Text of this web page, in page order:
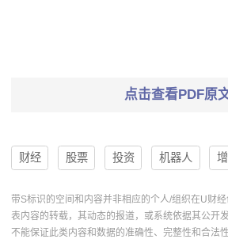
点击查看PDF原
财经 股票 投资 机器人
国家队 定增 航天发展 军品
收入 通讯 利润 定价 发射
带S标识的空间和内容并非相应的个人/组织在U财
表内容的转载，其动态的报道，或系统依据其公开
不能保证此类内容和数据的准确性、完整性和合法